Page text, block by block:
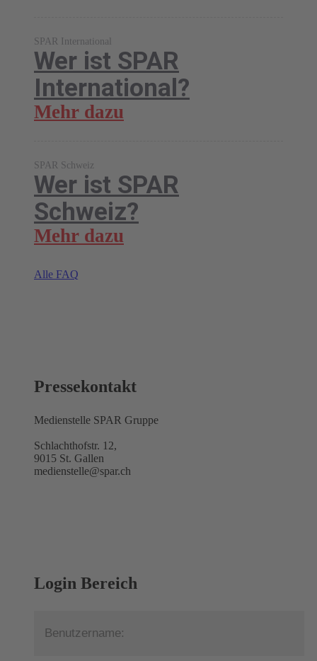
SPAR International
Wer ist SPAR
International?
Mehr dazu
SPAR Schweiz
Wer ist SPAR
Schweiz?
Mehr dazu
Alle FAQ
Pressekontakt
Medienstelle SPAR Gruppe
Schlachthofstr. 12,
9015 St. Gallen
medienstelle@spar.ch
Login Bereich